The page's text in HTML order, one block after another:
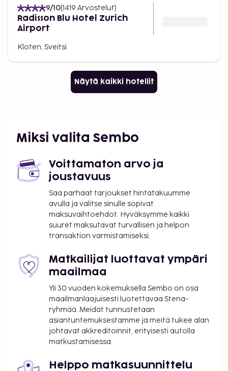
9/10(1419 Arvostelut)
Radisson Blu Hotel Zurich
Airport
Kloten, Sveitsi
Näytä kaikki hotellit
Miksi valita Sembo
Voittamaton arvo ja
joustavuus
Saa parhaat tarjoukset hintatakuumme
avulla ja valitse sinulle sopivat
maksuvaihtoehdot. Hyväksymme kaikki
suuret maksutavat turvallisen ja helpon
transaktion varmistamiseksi.
Matkailijat luottavat ympäri
maailmaa
Yli 30 vuoden kokemuksella Sembo on osa
maailmanlaajuisesti luotettavaa Stena-
ryhmää. Meidät tunnustetaan
asiantuntemuksestamme ja meitä tukee alan
johtavat akkreditoinnit, erityisesti autolla
matkustamisessa.
Helppo matkasuunnittelu